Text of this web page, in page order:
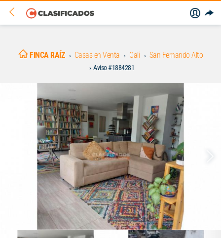
FINCA RAÍZ Casas en Venta Cali San Fernando Alto
Aviso #1884281